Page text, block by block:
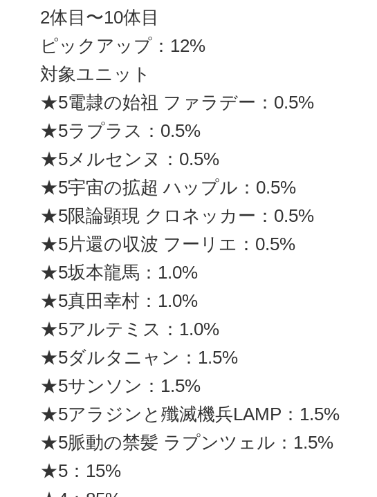
2体目〜10体目
ピックアップ：12%
対象ユニット
★5電隷の始祖 ファラデー：0.5%
★5ラプラス：0.5%
★5メルセンヌ：0.5%
★5宇宙の拡超 ハップル：0.5%
★5限論顕現 クロネッカー：0.5%
★5片還の収波 フーリエ：0.5%
★5坂本龍馬：1.0%
★5真田幸村：1.0%
★5アルテミス：1.0%
★5ダルタニャン：1.5%
★5サンソン：1.5%
★5アラジンと殲滅機兵LAMP：1.5%
★5脈動の禁髪 ラプンツェル：1.5%
★5：15%